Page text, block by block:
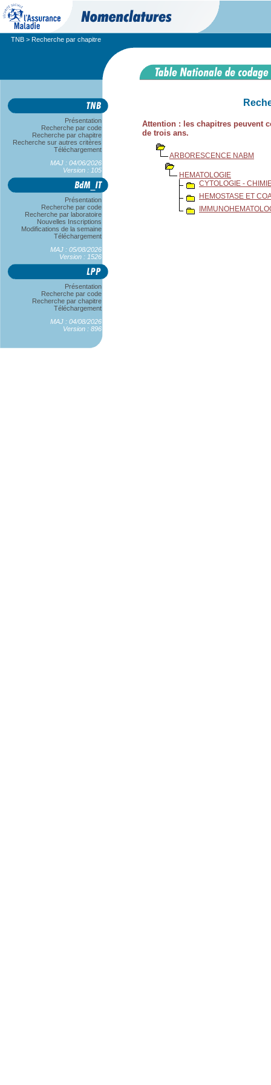
TNB > Recherche par chapitre
Présentation
Recherche par code
Recherche par chapitre
Recherche sur autres critères
Téléchargement
MAJ : 04/06/2026
Version : 105
Présentation
Recherche par code
Recherche par laboratoire
Nouvelles Inscriptions
Modifications de la semaine
Téléchargement
MAJ : 05/08/2026
Version : 1526
Présentation
Recherche par code
Recherche par chapitre
Téléchargement
MAJ : 04/08/2026
Version : 896
Attention : les chapitres peuvent
de trois ans.
ARBORESCENCE NABM
HEMATOLOGIE
CYTOLOGIE -
HEMOSTASE ET